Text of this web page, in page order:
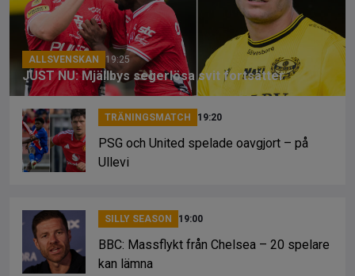
k
ALLSVENSKAN 19:25
JUST NU: Mjällbys segerlösa svit fortsätter
TRÄNINGSMATCH 19:20
PSG och United spelade oavgjort – på
Ullevi
SILLY SEASON 19:00
BBC: Massflykt från Chelsea – 20 spelare
kan lämna